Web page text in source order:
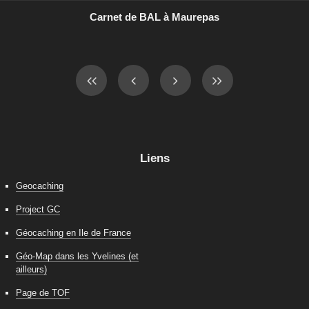
Carnet de BAL à Maurepas
Liens
Geocaching
Project GC
Géocaching en Ile de France
Géo-Map dans les Yvelines (et
ailleurs)
Page de TOF